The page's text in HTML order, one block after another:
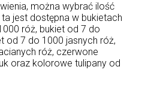
można wybrać ilość
jest dostępna w bukietach
róż, bukiet od 7 do
od 7 do 1000 jasnych róż,
róż, czerwone
oraz kolorowe tulipany od